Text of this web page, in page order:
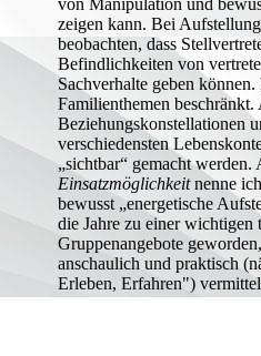
zeigen kann. Bei
beobachten, dass
Befindlichkeiten von
Sachverhalte geben
Familienthemen
Beziehungskonstellationen
verschiedensten
„sichtbar“ gemacht
Einsatzmöglichkeitnenne
bewusst „energetische
die Jahre zu einer wichtigen
Gruppenangebote
anschaulich und praktisch
Erleben, Erfahren")